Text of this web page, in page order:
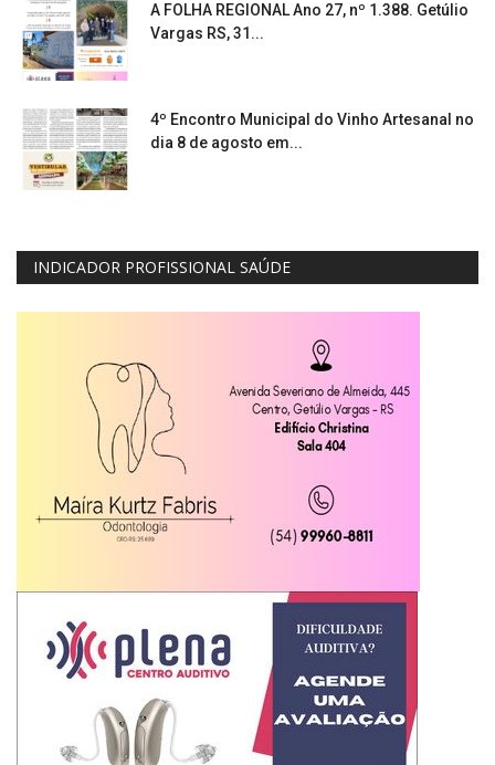
A FOLHA REGIONAL Ano 27, nº 1.388. Getúlio
Vargas RS, 31...
4º Encontro Municipal do Vinho Artesanal no
dia 8 de agosto em...
INDICADOR PROFISSIONAL SAÚDE